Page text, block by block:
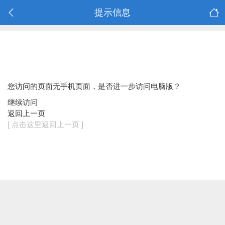
提示信息
您访问的页面无手机页面，是否进一步访问电脑版？
继续访问
返回上一页
[ 点击这里返回上一页 ]